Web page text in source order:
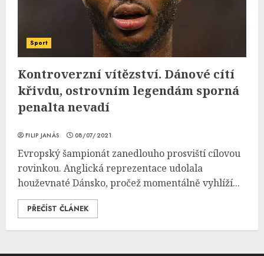
Sport
Kontroverzní vítězství. Dánové cítí
křivdu, ostrovním legendám sporná
penalta nevadí
FILIP JANÁS 08/07/2021
Evropský šampionát zanedlouho prosviští cílovou
rovinkou. Anglická reprezentace udolala
houževnaté Dánsko, pročež momentálně vyhlíží...
PŘEČÍST ČLÁNEK